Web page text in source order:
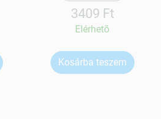
3409 Ft
Elérhetõ
Kosárba teszem